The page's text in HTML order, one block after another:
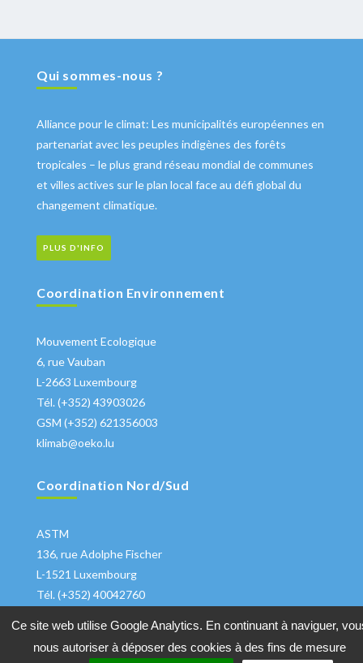
Qui sommes-nous ?
Alliance pour le climat: Les municipalités européennes en
partenariat avec les peuples indigènes des forêts
tropicales – le plus grand réseau mondial de communes
et villes actives sur le plan local face au défi global du
changement climatique.
PLUS D'INFO
Coordination Environnement
Mouvement Ecologique
6, rue Vauban
L-2663 Luxembourg
Tél. (+352) 43903026
GSM (+352) 621356003
klimab@oeko.lu
Coordination Nord/Sud
ASTM
136, rue Adolphe Fischer
L-1521 Luxembourg
Tél. (+352) 40042760
Ce site web utilise Google Analytics. En continuant à naviguer,
nous autoriser à déposer des cookies à des fins de mesure